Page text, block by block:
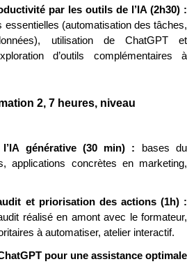
essentielles (automatisation des tâches,
utilisation de ChatGPT et
d’outils complémentaires à
2, 7 heures, niveau
générative (30 min) :
bases du
applications concrètes en marketing,
réalisé en amont avec le formateur,
à automatiser, atelier interactif.
pour une assistance optimale